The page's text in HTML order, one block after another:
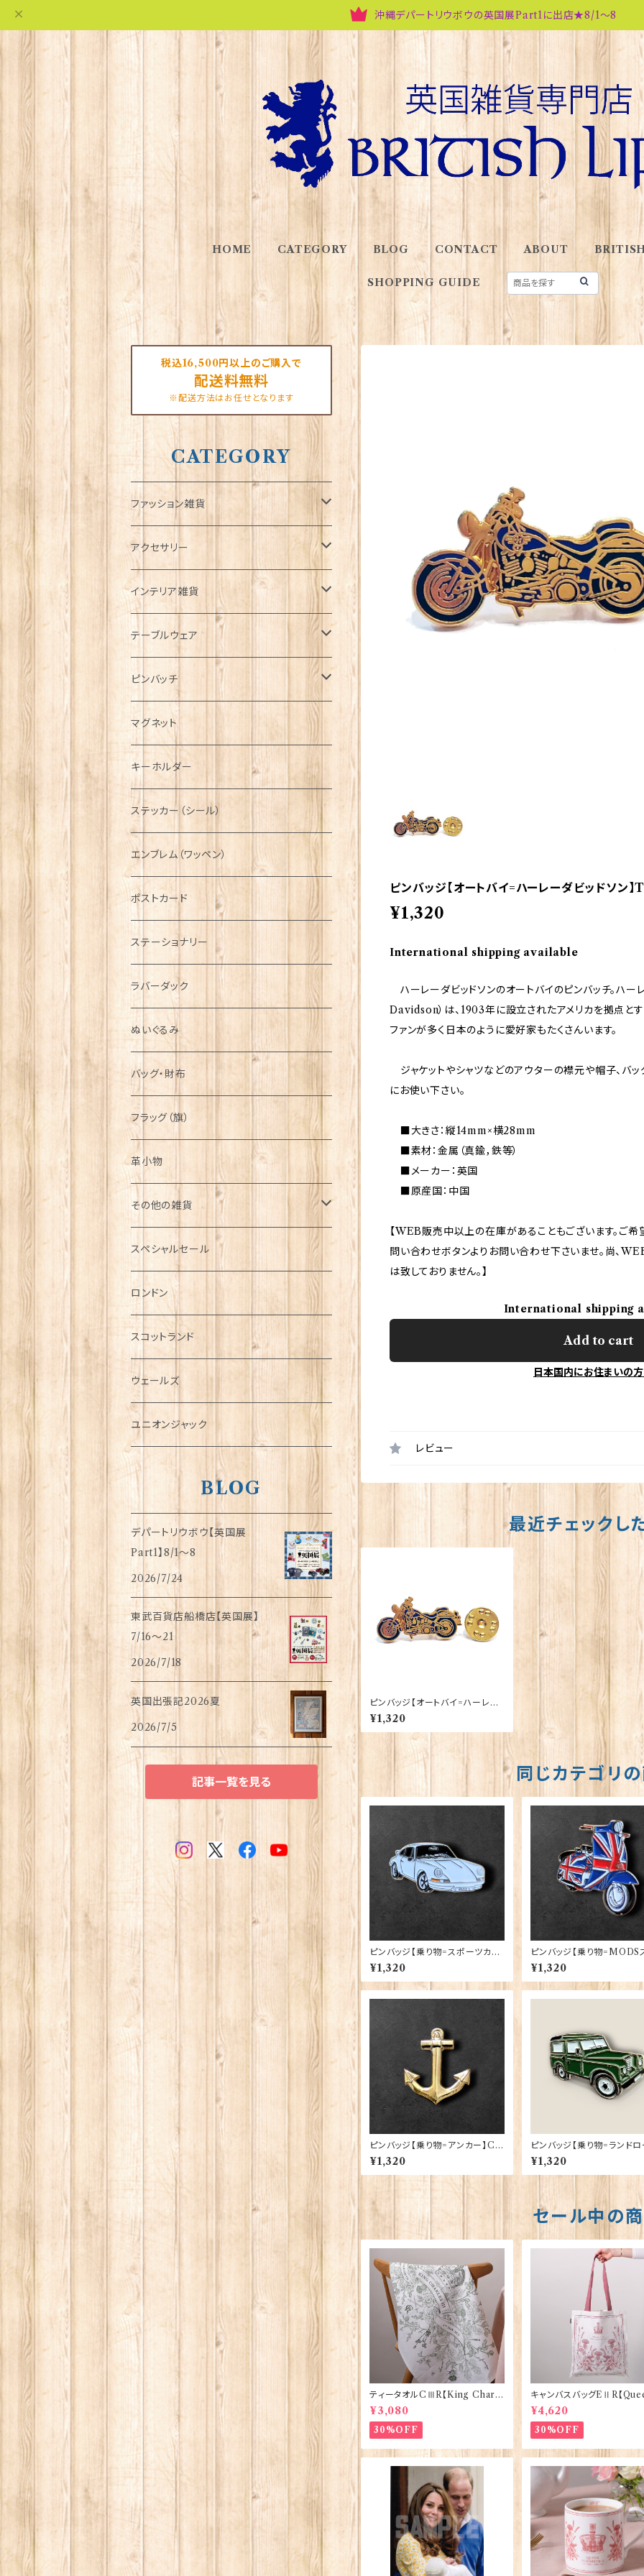
沖縄デパートリウボウの英国展Part1に出店★8/1～8
HOME CATEGORY BLOG CONTACT ABOUT
SHOPPING GUIDE
ピンバッジ【オートバイ=ハーレーダビッド
¥1,320
International shipping available
ハーレーダビッドソンのオートバイのピンバッチ。ハー
Davidson）は、1903年に設立されたアメリカを拠点と
ファンが多く日本のように愛好家もたくさんいます。
ジャケットやシャツなどのアウターの襟元や帽子、バッ
にお使い下さい。
■大きさ：縦14mm×横28mm
■素材：金属（真鍮，鉄等）
■メーカー：英国
■原産国：中国
【WEB販売中以上の在庫があることもございます。ご
問い合わせボタンよりお問い合わせ下さいませ。尚、
は致しておりません。】
International shipping
Add to cart
日本国内にお住まいの
レビュー
最近チェックし
ピンバッジ【オートバイ=ハーレー
ダビッドソン】Tradition 90040-
P046
¥1,320
同じカテゴリ
ピンバッジ【乗り物=スポーツカー
W】Cadogan 90040-XJKB11-
56
¥1,320
ピンバッジ【乗り物=MODS
ーターUJ】Cadogan
KB11-38
¥1,320
ピンバッジ【乗り物=アンカー】Ca
dogan 90040-XJKB15-60
¥1,320
ピンバッジ【乗り物=ランド
ー】Cadogan 90040-
-22
¥1,320
セール中の
ティータオルCⅢR【King Charle
sⅢ Coronation】Victoria Egg
s 50129
¥3,080
30%OFF
キャンバスバッグEⅡR【
izabethⅡ
Victoria Eggs 90332
¥4,620
30%OFF
税込16,500円以上のご購入で
配送料無料
※配送方法はお任せとなります
CATEGORY
ファッション雑貨
タータンネクタイ
帽子
キャップ
ハンチング帽
キャスケット
ディアストーカー
ニット帽
Tシャツ
マフラー
タータン【Bronte by Moon】
タータン【Glencroft】
ボタンラップマフラー【Aran Traditions】
サッシュ
スカーフ
ファッションマスク
アクセサリー
ORTAK
ブローチ
ペンダント
チャーム
その他のアクセサリー
インテリア雑貨
インテリア置物
ラブスプーン
ラブスプーン【SION LLEWELLYN】
ラブスプーン【PAUL CURTIS】
ファブリック
テーブルウェア
ティータオル
ペーパーナプキン
ティーコジー
その他テーブルウェア
ピンバッチ
ジェネラルデザイン
乗り物
動物＆植物
国旗＆紋章
音楽＆楽器
ミリタリー
NAVY
AIRFORCE
ARMY
ピューター
マグネット
キーホルダー
ステッカー（シール）
エンブレム（ワッペン）
ポストカード
ステーショナリー
ラバーダック
ぬいぐるみ
バッグ・財布
フラッグ（旗）
革小物
その他の雑貨
ミニカー
チャーム
犬グッズ
傘
指貫(シンブル)
スペシャルセール
ロンドン
スコットランド
ウェールズ
ユニオンジャック
BLOG
デパートリウボウ【英国展
Part1】8/1〜8
2026/7/24
東武百貨店船橋店【英国展】
7/16～21
2026/7/18
英国出張記2026夏
2026/7/5
記事一覧を見る